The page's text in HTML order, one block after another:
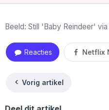
Beeld: Still 'Baby Reindeer'
Reacties Netflix
Vorig artikel